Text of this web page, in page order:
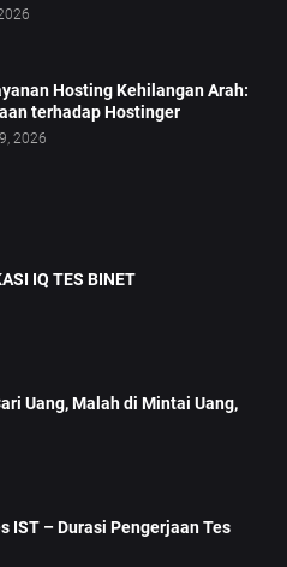
Hosting Kehilangan Arah:
terhadap Hostinger
2026
IQ TES BINET
Uang, Malah di Mintai Uang,
IST – Durasi Pengerjaan Tes